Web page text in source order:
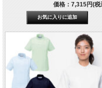
価格：7,315円(税